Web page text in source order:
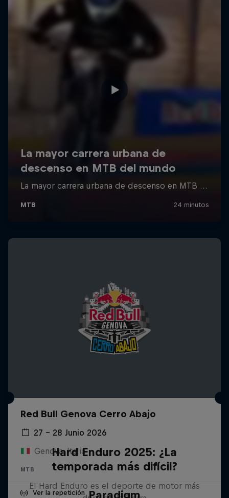
Red Bull Genova Cerro Abajo
27 – 28 Junio 2026
Genova, Italia
MTB
Ver la repetición
Hard Enduro 2025: ¿La
temporada más difícil?
El Hard Enduro es el deporte de motor más
Paradigm